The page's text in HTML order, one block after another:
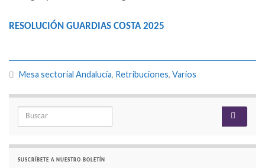
RESOLUCIÓN GUARDIAS COSTA 2025
Mesa sectorial Andalucía, Retribuciones, Varios
Search for:
SUSCRÍBETE A NUESTRO BOLETÍN